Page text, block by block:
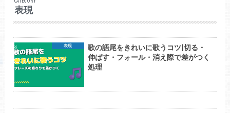
表現
表現
歌の語尾をきれいに歌うコツ|切る・
伸ばす・フォール・消え際で差がつく
処理